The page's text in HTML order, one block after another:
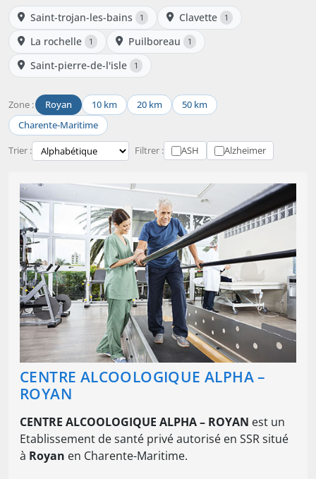
Saint-trojan-les-bains 1 Clavette 1
La rochelle 1 Puilboreau 1
Saint-pierre-de-l'isle 1
Zone : Royan 10 km 20 km
50 km
Charente-Maritime
Trier : Filtrer : ASH Alzheimer
CENTRE ALCOOLOGIQUE ALPHA –
ROYAN
CENTRE ALCOOLOGIQUE ALPHA – ROYAN est un
Etablissement de santé privé autorisé en SSR situé
à Royan en Charente-Maritime.